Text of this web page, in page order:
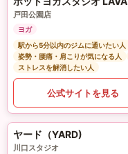
戸田公園店
ヨガ
駅から5分以内のジムに通いたい人
姿勢・腰痛・肩こりが気になる人
ストレスを解消したい人
公式サイトを見る
ヤード（YARD)
川口スタジオ